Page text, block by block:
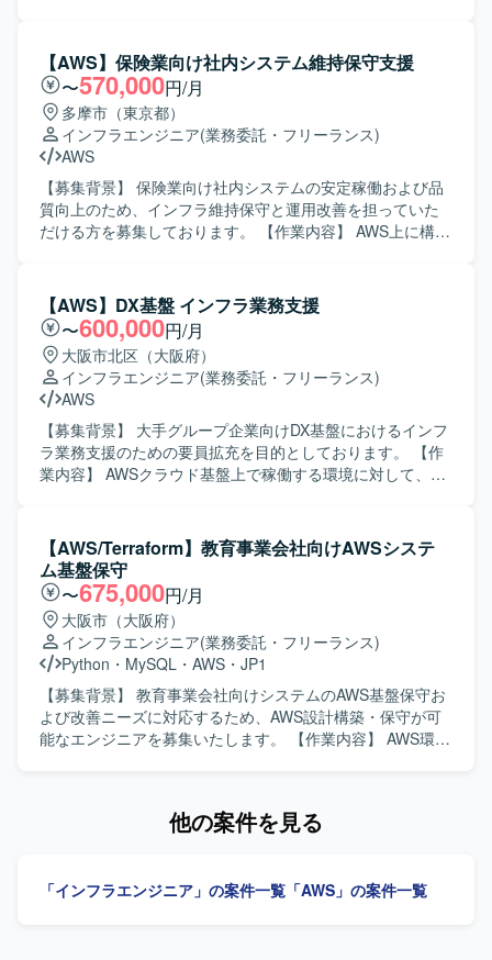
います。 AWSを活用したクラウド基盤およびプライベート
クラウド基盤上でのサーバ運用を行います。
Actionsを用いた自動ビルド／デプロイ／テスト設定（ECR
連携）を実施していただきます。 Lambdaを用いた大量受
検の自動テスト推進を行っていただきます。 その他、メン
バー向けの展開資料作成を行っていただきます。 【求める
人物像】 チーム内外と円滑にコミュニケーションを取りな
がら、主体的に業務を推進いただける方を求めておりま
す。 【ポジションの魅力】 AWSネイティブなサーバーレス
アーキテクチャにおけるインフラ構築や自動化の知見を深
めることができます。 要件定義から運用保守まで一連の工
ブ）環境上で、Github Actionsなどを用いた自動化を行って
いただきます。
【AWS】保険業向け社内システム維持保守支援
〜570,000円/月
多摩市（東京都）
インフラエンジニア(業務委託・フリーランス)
AWS
【募集背景】 保険業向け社内システムの安定稼働および品
質向上のため、インフラ維持保守と運用改善を担っていた
だける方を募集しております。 【作業内容】 AWS上に構築
止策の検討・実施を行っていただきます。また、必要に応
じてシステムの構築や設定変更などの作業もご担当いただ
きます。加えて、既存の若手メンバのタスクおよび進捗管
理を行い、業務推進と品質担保をリードしていただきま
す。 【求める人物像】 主体的に課題を抽出し、周囲とコミ
ュニケーションを取りながら改善提案と推進ができる方を
求めております。インフラ運用において責任感を持ち、障
害対応時にも冷静に状況整理と判断ができる方を歓迎いた
します。また、メンバの育成やフォローに前向きに取り組
ることができ、クラウドインフラのスキルを幅広く磨いて
いただけます。少人数チームのリーダーポジションとして
タスク管理やメンバマネジメントも経験できるため、技術
とマネジメントの両面で成長できる環境です。 【開発環
境】 AWS上のインフラ環境をベースに、Windowsおよび
Linuxサーバで構成された社内システムの運用・維持保守を
行っております。
【AWS】DX基盤 インフラ業務支援
〜600,000円/月
大阪市北区（大阪府）
インフラエンジニア(業務委託・フリーランス)
AWS
【募集背景】 大手グループ企業向けDX基盤におけるインフ
ラ業務支援のための要員拡充を目的としております。 【作
業内容】 AWSクラウド基盤上で稼働する環境に対して、イ
会社システムとの接続妥当性確認、ネットワークや認証、
鍵管理等の基盤観点での確認、リスクや懸念点、推奨事項
の整理を実施していただきます。また、レビュー資料や説
明資料などのドキュメント作成、および顧客や関係部門と
の調整・説明対応もご担当いただきます。 【求める人物
像】 インフラ基盤全体を理解し、技術的な観点からリスク
や懸念点を整理できる方を求めております。関係者と調整
しながら、一人称で資料作成や説明対応ができ、ITに詳し
くない関係者に対してもリスクや推奨事項を分かりやすく
説明できる方を想定しております。AWS経験が浅い場合で
盤SEや技術調整SEとしての経験を積むことができます。構
ュリティ、非機能要件に関する知見を広く深く身につけて
【AWS/Terraform】教育事業会社向けAWSシステ
ム基盤保守
〜675,000円/月
大阪市（大阪府）
インフラエンジニア(業務委託・フリーランス)
Python ・ MySQL ・ AWS ・ JP1
【募集背景】 教育事業会社向けシステムのAWS基盤保守お
よび改善ニーズに対応するため、AWS設計構築・保守が可
能なエンジニアを募集いたします。 【作業内容】 AWS環境
修正やOS・ミドルウェアの修正を実施していただきます。
で動作するスクリプトの修正など改善対応を行っていただ
他の案件を見る
「インフラエンジニア」の案件一覧 「AWS」の案件一覧